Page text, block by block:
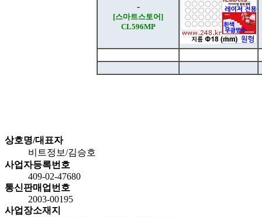
-
[스마트스토어]
CL596MP
상호명/대표자
비트정보/김승호
사업자등록번호
409-02-47680
통신판매업번호
2003-00195
사업장소재지